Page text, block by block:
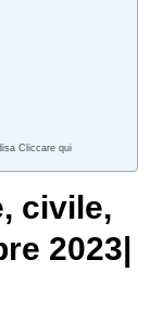
Cliccare qui
, civile,
2023|